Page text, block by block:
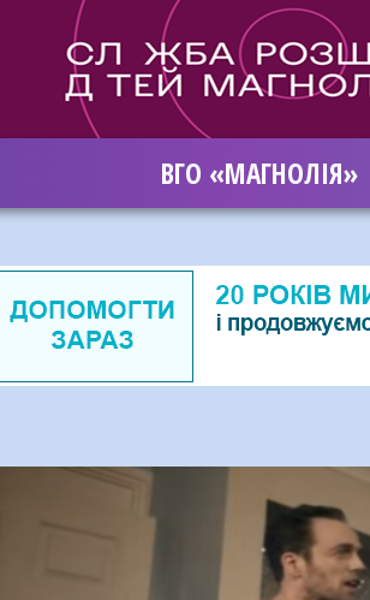
ВГО «МАГНОЛІЯ»